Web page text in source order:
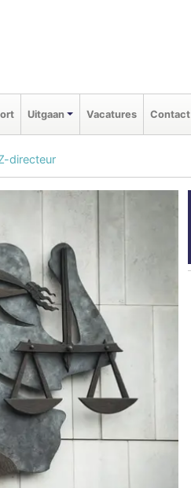
Uitgaan Vacatures Contact
directeur